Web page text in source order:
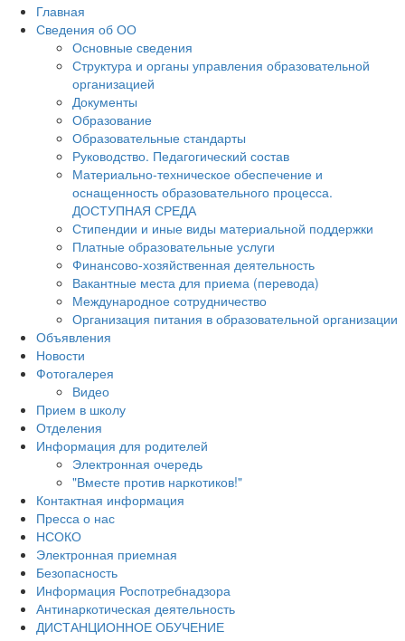
Главная
Сведения об ОО
Основные сведения
Структура и органы управления образовательной
организацией
Документы
Образование
Образовательные стандарты
Руководство. Педагогический состав
Материально-техническое обеспечение и
оснащенность образовательного процесса.
ДОСТУПНАЯ СРЕДА
Стипендии и иные виды материальной поддержки
Платные образовательные услуги
Финансово-хозяйственная деятельность
Вакантные места для приема (перевода)
Международное сотрудничество
Организация питания в образовательной организации
Объявления
Новости
Фотогалерея
Видео
Прием в школу
Отделения
Информация для родителей
Электронная очередь
"Вместе против наркотиков!"
Контактная информация
Пресса о нас
НСОКО
Электронная приемная
Безопасность
Информация Роспотребнадзора
Антинаркотическая деятельность
ДИСТАНЦИОННОЕ ОБУЧЕНИЕ